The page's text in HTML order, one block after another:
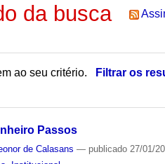
da busca
ao seu critério.
Filtrar os
Passos
de Calasans — publicado 27/01/